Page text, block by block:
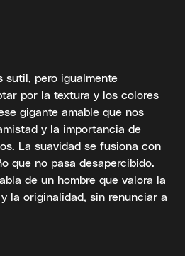
sutil, pero igualmente
por la textura y los colores
gigante amable que nos
y la importancia de
La suavidad se fusiona con
que no pasa desapercibido.
de un hombre que valora la
la originalidad, sin renunciar a